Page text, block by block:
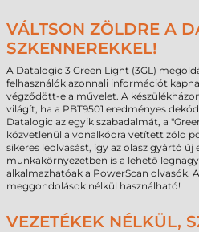
VÁLTSON ZÖLDRE A
SZKENNEREKKEL!
A Datalogic 3 Green Light (3GL)
felhasználók azonnali információt
végződött-e a művelet. A
világít, ha a PBT9501 eredményes
Datalogic az egyik szabadalmát, a
közvetlenül a vonalkódra vetített zöld
sikeres leolvasást, így az olasz gyártó új
munkakörnyezetben is a lehető
alkalmazhatóak a PowerScan olvasók.
meggondolások nélkül használható!
VEZETÉKEK NÉLKÜL,